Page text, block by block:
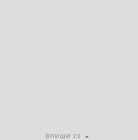
ВПИШИ СЕ